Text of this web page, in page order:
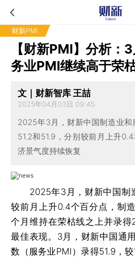
财新PMI
【财新PMI】分析：
务业PMI继续高于荣
文｜财新智库 王喆
2025年04月03日 09:45
2025年3月，财新中国制造业和
51.2和51.9，分别较前月上升
济景气度持续恢复
2025年3月，财新中国制造
较前月上升0.4个百分点，制
个月维持在荣枯线之上并录
最佳表现。3月，财新中国通
数（服务业PMI）录得51.9，